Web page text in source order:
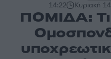
14:22 Κυριακή
ΠΟΜΙΔΑ: